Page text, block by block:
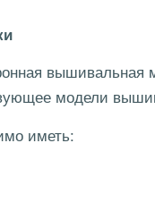
модели
иметь: